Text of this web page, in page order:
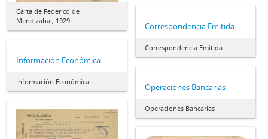
Carta de Federico de
Mendizabal, 1929
Correspondencia Emitida
Correspondencia Emitida
Información Económica
Información Económica
Operaciones Bancarias
Operaciones Bancarias